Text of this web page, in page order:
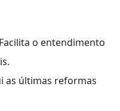
o entendimento
as últimas reformas